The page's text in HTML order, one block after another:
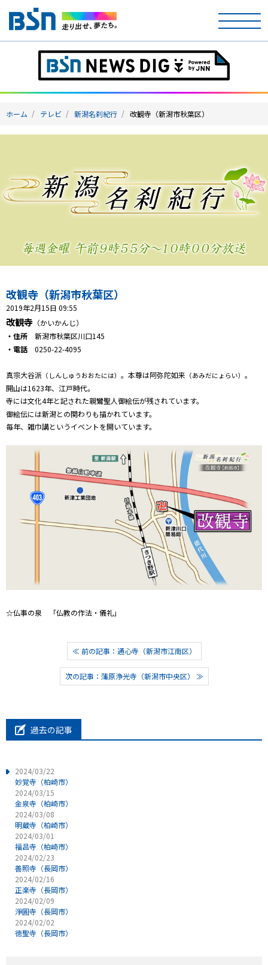
ホーム
テレビ
ラジオ
イベント
ニュース
天気
プレゼント
コンテンツ・アプリ
キッズ
Well-being
ショッピング
会社概要・ビジョン
お問い合わせ
ホーム テレビ 新潟名刹紀行 改観寺（新潟市秋葉区）
改観寺（新潟市秋葉区）
2019年2月15日 09:55
改観寺 （かいかんじ）
・住所 新潟市秋葉区川口145
・電話 0250-22-4095
真宗大谷派 （しんしゅうおおたには） 。本尊は阿弥陀如来 （あみだにょらい） 。
開山は1623年、江戸時代。
寺には文化4年と記された親鸞聖人御絵伝が残されています。
御絵伝には新潟との関わりも描かれています。
毎年、雑巾講というイベントを開いています。
☆仏事の泉 「仏教の作法・儀礼」
≪ 前の記事：通心寺（新潟市江南区）
次の記事：蒲原浄光寺（新潟市中央区） ≫
過去の記事
2024/03/22
妙覚寺（柏崎市）
2024/03/15
金泉寺（柏崎市）
2024/03/08
明蔵寺（柏崎市）
2024/03/01
福昌寺（柏崎市）
2024/02/23
善照寺（長岡市）
2024/02/16
正楽寺（長岡市）
2024/02/09
淨圓寺（長岡市）
2024/02/02
徳聖寺（長岡市）